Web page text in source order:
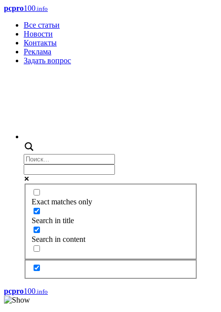
pcpro100.info
Все статьи
Новости
Контакты
Реклама
Задать вопрос
Exact matches only
Search in title
Search in content
pcpro100.info